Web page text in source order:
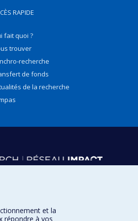
RAPIDE
fait quoi ?
trouver
recherche
de fonds
de la recherche
et la
répondre à vos